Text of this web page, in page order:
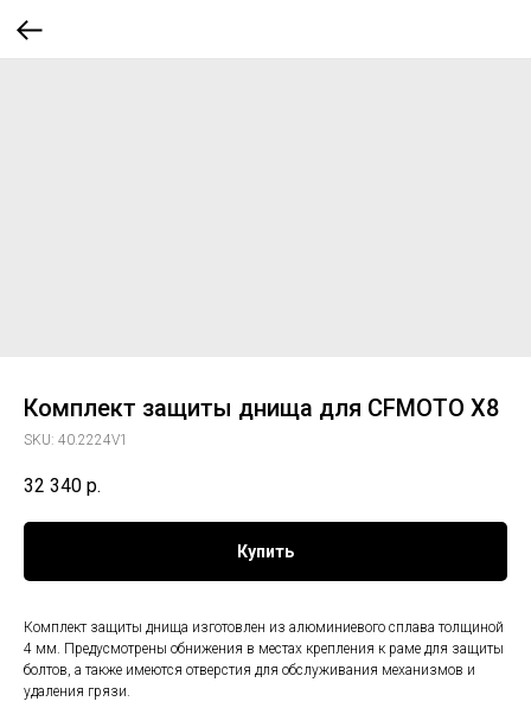
Комплект защиты днища для CFMOTO X8
SKU: 40.2224V1
32 340 р.
Купить
Комплект защиты днища изготовлен из алюминиевого сплава толщиной
4 мм. Предусмотрены обнижения в местах крепления к раме для защиты
болтов, а также имеются отверстия для обслуживания механизмов и
удаления грязи.